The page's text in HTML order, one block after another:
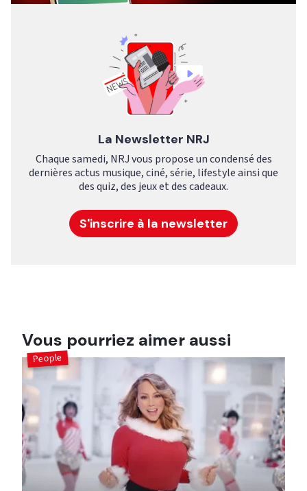
La Newsletter NRJ
Chaque samedi, NRJ vous propose un condensé des
dernières actus musique, ciné, série, lifestyle ainsi que
des quiz, des jeux et des cadeaux.
S'inscrire à la newsletter
Vous pourriez aimer aussi
People